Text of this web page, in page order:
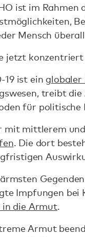
ist im Rahmen
Mensch
jetzt
19 ist ein
treibt
für
mit mittlerem
. Die dort
Impfungen bei
in die Armut.
Armut